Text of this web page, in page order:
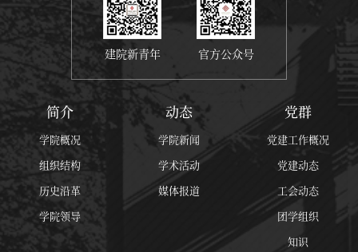
建院新青年 官方公众号
简介
学院概况
组织结构
历史沿革
学院领导
动态
学院新闻
学术活动
媒体报道
党群
党建工作概况
党建动态
工会动态
团学组织
知识